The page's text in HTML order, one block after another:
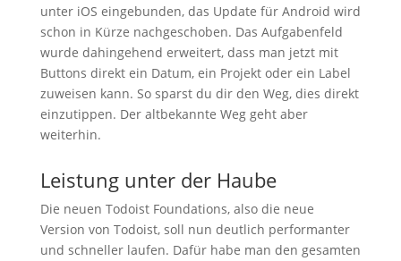
unter iOS eingebunden, das Update für Android wird
schon in Kürze nachgeschoben. Das Aufgabenfeld
wurde dahingehend erweitert, dass man jetzt mit
Buttons direkt ein Datum, ein Projekt oder ein Label
zuweisen kann. So sparst du dir den Weg, dies direkt
einzutippen. Der altbekannte Weg geht aber
weiterhin.
Leistung unter der Haube
Die neuen Todoist Foundations, also die neue
Version von Todoist, soll nun deutlich performanter
und schneller laufen. Dafür habe man den gesamten